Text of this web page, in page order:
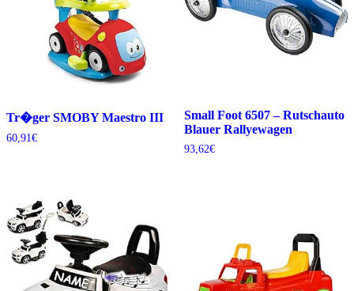
Tr�ger SMOBY Maestro III
60,91€
Small Foot 6507 – Rutschauto
Blauer Rallyewagen
93,62€